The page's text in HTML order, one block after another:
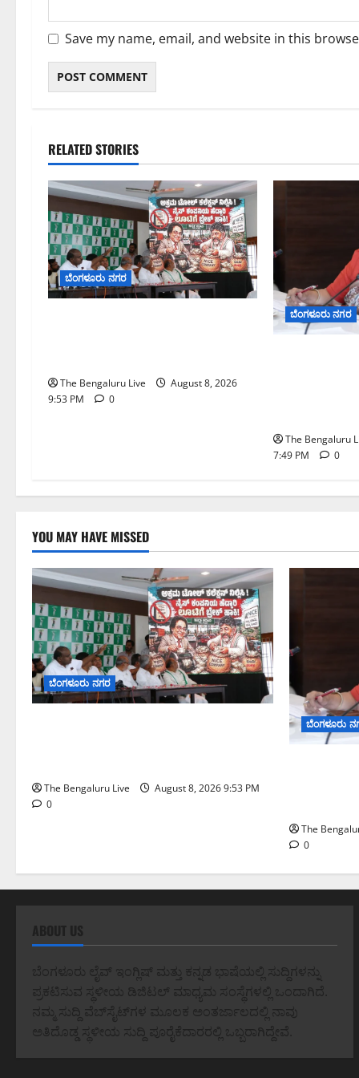
Save my name, email, and website in this
RELATED STORIES
ಬೆಂಗಳೂರು ನಗರ
The Bengaluru Live
August 8, 2026
9:53 PM
0
ಬೆಂಗಳೂರು ನಗರ
The Bengaluru
7:49 PM
0
YOU MAY HAVE MISSED
ಬೆಂಗಳೂರು ನಗರ
The Bengaluru Live
August 8, 2026 9:53 PM
0
ಬೆಂಗಳೂರು
The
0
ABOUT US
ಬೆಂಗಳೂರು ಲೈವ್ ಇಂಗ್ಲಿಷ್ ಮತ್ತು ಕನ್ನಡ ಭಾಷೆಯಲ್ಲಿ ಸುದ್ದಿಗಳನ್ನು
ಪ್ರಕಟಿಸುವ ಸ್ಥಳೀಯ ಡಿಜಿಟಲ್ ಮಾಧ್ಯಮ ಸಂಸ್ಥೆಗಳಲ್ಲಿ ಒಂದಾಗಿದೆ.
ನಮ್ಮ ಸುದ್ದಿ ವೆಬ್‌ಸೈಟ್‌ಗಳ ಮೂಲಕ ಅಂತರ್ಜಾಲದಲ್ಲಿ ನಾವು
ಅತಿದೊಡ್ಡ ಸ್ಥಳೀಯ ಸುದ್ದಿ ಪೂರೈಕೆದಾರರಲ್ಲಿ ಒಬ್ಬರಾಗಿದ್ದೇವೆ.